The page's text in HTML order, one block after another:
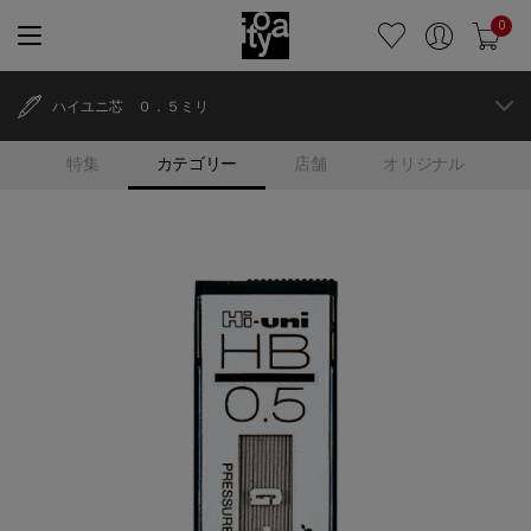
0
特集 カテゴリー 店舗 オリジナル
ハイユニ芯 ０．５ミリ